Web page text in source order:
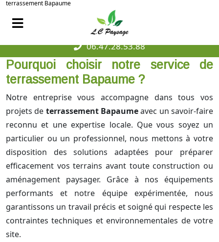
terrassement Bapaume
06.47.28.53.88
Pourquoi choisir notre service de
terrassement Bapaume ?
Notre entreprise vous accompagne dans tous vos
projets de terrassement Bapaumeavec un savoir-faire
reconnu et une expertise locale. Que vous soyez un
particulier ou un professionnel, nous mettons à votre
disposition des solutions adaptées pour préparer
efficacement vos terrains avant toute construction ou
aménagement paysager. Grâce à nos équipements
performants et notre équipe expérimentée, nous
garantissons un travail précis et soigné qui respecte les
contraintes techniques et environnementales de votre
site.